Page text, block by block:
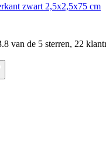
zwart 2,5x2,5x75 cm
van de 5 sterren, 22